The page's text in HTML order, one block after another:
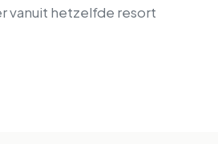
vanuit hetzelfde resort